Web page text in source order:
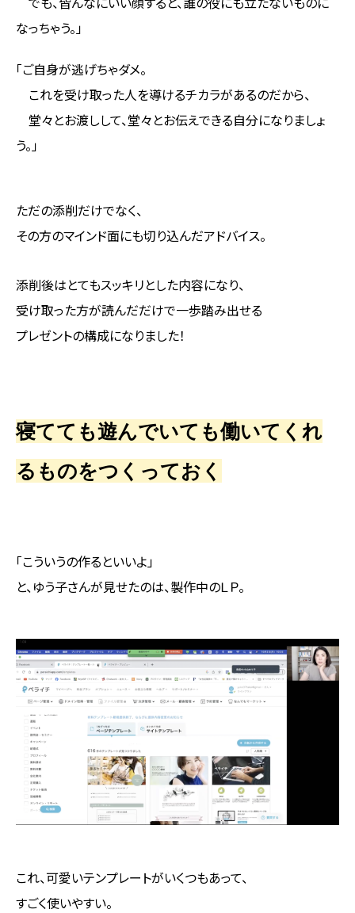
なっちゃう。」
「ご自身が逃げちゃダメ。
これを受け取った人を導けるチカラがあるのだから、
堂々とお渡しして、堂々とお伝えできる自分になりましょ
う。」
ただの添削だけでなく、
その方のマインド面にも切り込んだアドバイス。
添削後はとてもスッキリとした内容になり、
受け取った方が読んだだけで一歩踏み出せる
プレゼントの構成になりました！
寝てても遊んでいても働いてくれ
るものをつくっておく
「こういうの作るといいよ」
と、ゆう子さんが見せたのは、製作中のＬＰ。
これ、可愛いテンプレートがいくつもあって、
すごく使いやすい。